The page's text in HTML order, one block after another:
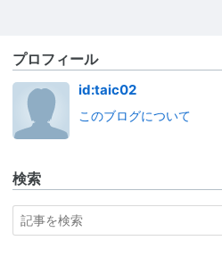
プロフィール
id:taic02
このブログについて
検索